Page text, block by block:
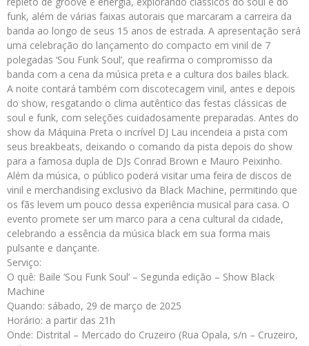
funk, além de várias faixas autorais que marcaram a carreira da
banda ao longo de seus 15 anos de estrada. A apresentação será
uma celebração do lançamento do compacto em vinil de 7
polegadas ‘Sou Funk Soul’, que reafirma o compromisso da
banda com a cena da música preta e a cultura dos bailes black.
A noite contará também com discotecagem vinil, antes e depois
do show, resgatando o clima autêntico das festas clássicas de
soul e funk, com seleções cuidadosamente preparadas. Antes do
show da Máquina Preta o incrível DJ Lau incendeia a pista com
seus breakbeats, deixando o comando da pista depois do show
para a famosa dupla de DJs Conrad Brown e Mauro Peixinho.
Além da música, o público poderá visitar uma feira de discos de
vinil e merchandising exclusivo da Black Machine, permitindo que
os fãs levem um pouco dessa experiência musical para casa. O
evento promete ser um marco para a cena cultural da cidade,
celebrando a essência da música black em sua forma mais
pulsante e dançante.
Serviço:
O quê: Baile ‘Sou Funk Soul’ – Segunda edição – Show Black
Machine
Quando: sábado, 29 de março de 2025
Horário: a partir das 21h
Onde: Distrital – Mercado do Cruzeiro (Rua Opala, s/n – Cruzeiro,